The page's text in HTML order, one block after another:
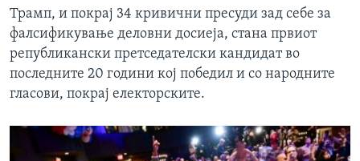
Трамп, и покрај 34 кривични пресуди зад себе за
фалсификување деловни досиеја, стана првиот
републикански претседателски кандидат во
последните 20 години кој победил и со народните
гласови, покрај електорските.